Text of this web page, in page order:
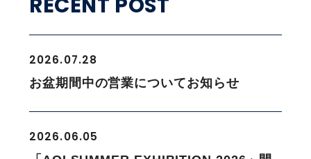
2026.07.28
お盆期間中の営業についてお知らせ
2026.06.05